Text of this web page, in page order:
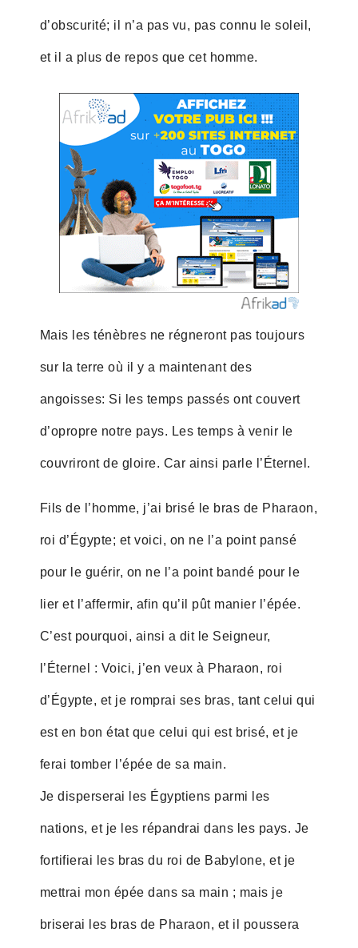
d’obscurité; il n’a pas vu, pas connu le soleil,
et il a plus de repos que cet homme.
Mais les ténèbres ne régneront pas toujours
sur la terre où il y a maintenant des
angoisses: Si les temps passés ont couvert
d’opropre notre pays. Les temps à venir le
couvriront de gloire. Car ainsi parle l’Éternel.
Fils de l’homme, j’ai brisé le bras de Pharaon,
roi d’Égypte; et voici, on ne l’a point pansé
pour le guérir, on ne l’a point bandé pour le
lier et l’affermir, afin qu’il pût manier l’épée.
C’est pourquoi, ainsi a dit le Seigneur,
l’Éternel : Voici, j’en veux à Pharaon, roi
d’Égypte, et je romprai ses bras, tant celui qui
est en bon état que celui qui est brisé, et je
ferai tomber l’épée de sa main.
Je disperserai les Égyptiens parmi les
nations, et je les répandrai dans les pays. Je
fortifierai les bras du roi de Babylone, et je
mettrai mon épée dans sa main ; mais je
briserai les bras de Pharaon, et il poussera